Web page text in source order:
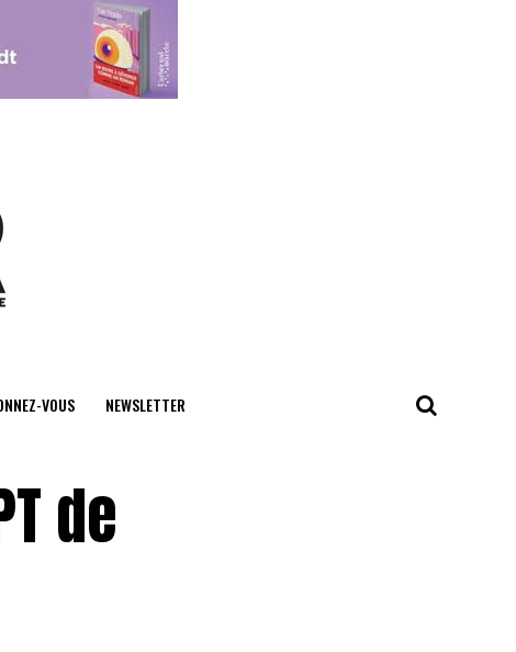
VOUS NEWSLETTER
de